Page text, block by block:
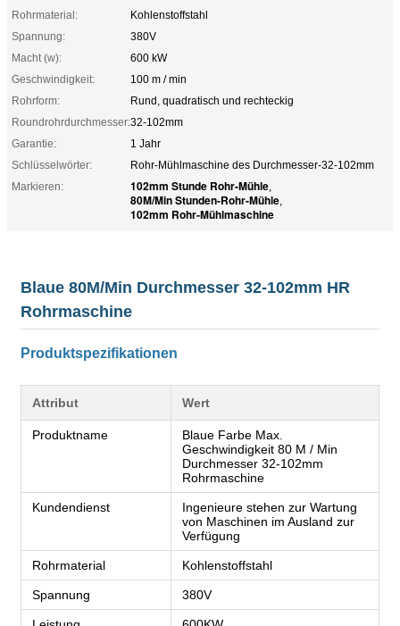
Rohrmaterial:
Kohlenstoffstahl
Spannung:
380V
Macht (w):
600 kW
Geschwindigkeit:
100 m / min
Rohrform:
Rund, quadratisch und rechteckig
Roundrohrdurchmesser:32-102mm
Garantie:
1 Jahr
Schlüsselwörter:
Rohr-Mühlmaschine des Durchmesser-32-102mm
Markieren:
102mm Stunde Rohr-Mühle,
80M/Min Stunden-Rohr-Mühle,
102mm Rohr-Mühlmaschine
Blaue 80M/Min Durchmesser 32-102mm HR
Rohrmaschine
Produktspezifikationen
Attribut Wert
Produktname
Blaue Farbe Max.
Geschwindigkeit 80 M / Min
Durchmesser 32-102mm
Rohrmaschine
Kundendienst
Ingenieure stehen zur Wartung
von Maschinen im Ausland zur
Verfügung
Rohrmaterial Kohlenstoffstahl
Spannung 380V